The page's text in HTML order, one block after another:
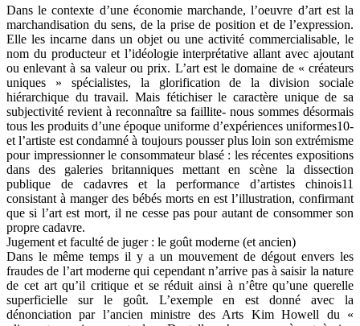
Dans le contexte d’une économie marchande, l’oeuvre d’art est la
marchandisation du sens, de la prise de position et de l’expression.
Elle les incarne dans un objet ou une activité commercialisable, le
nom du producteur et l’idéologie interprétative allant avec ajoutant
ou enlevant à sa valeur ou prix. L’art est le domaine de « créateurs
uniques » spécialistes, la glorification de la division sociale
hiérarchique du travail. Mais fétichiser le caractère unique de sa
subjectivité revient à reconnaître sa faillite- nous sommes désormais
tous les produits d’une époque uniforme d’expériences uniformes10-
et l’artiste est condamné à toujours pousser plus loin son extrémisme
pour impressionner le consommateur blasé : les récentes expositions
dans des galeries britanniques mettant en scène la dissection
publique de cadavres et la performance d’artistes chinois11
consistant à manger des bébés morts en est l’illustration, confirmant
que si l’art est mort, il ne cesse pas pour autant de consommer son
propre cadavre.
Jugement et faculté de juger : le goût moderne (et ancien)
Dans le même temps il y a un mouvement de dégout envers les
fraudes de l’art moderne qui cependant n’arrive pas à saisir la nature
de cet art qu’il critique et se réduit ainsi à n’être qu’une querelle
superficielle sur le goût. L’exemple en est donné avec la
dénonciation par l’ancien ministre des Arts Kim Howell du «